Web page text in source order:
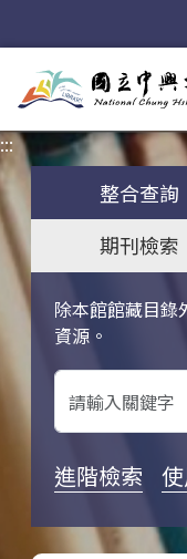
:::
整合查詢
期刊檢索
除本館館藏目錄
資源。
關鍵字搜尋
進階檢索